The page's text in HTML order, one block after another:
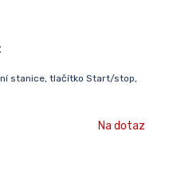
stanice, tlačítko Start/stop,
Na dotaz